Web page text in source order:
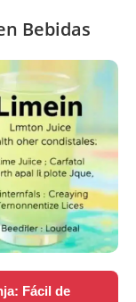
Bebidas
Fácil de